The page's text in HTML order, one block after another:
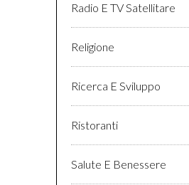
Radio E TV Satellitare
Religione
Ricerca E Sviluppo
Ristoranti
Salute E Benessere